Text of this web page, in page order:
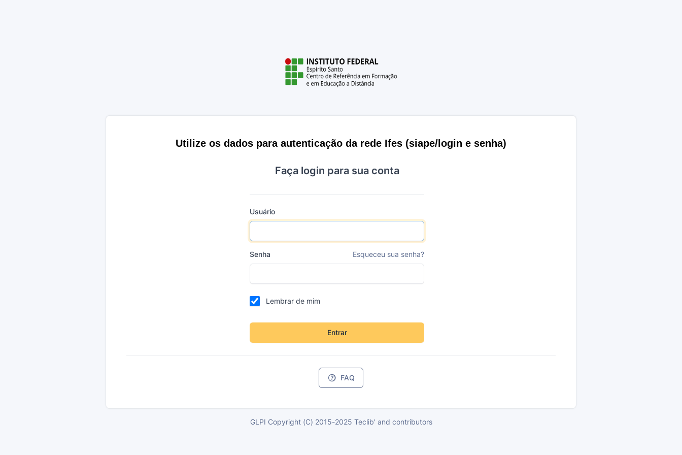
Utilize os dados para autenticação da rede Ifes (siape/login e senha)
Faça login para sua conta
Usuário
Senha Esqueceu sua senha?
Lembrar de mim
Entrar
FAQ
GLPI Copyright (C) 2015-2025 Teclib' and contributors